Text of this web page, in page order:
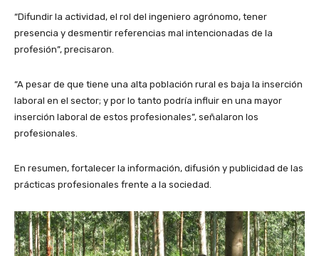
“Difundir la actividad, el rol del ingeniero agrónomo, tener
presencia y desmentir referencias mal intencionadas de la
profesión”, precisaron.
“A pesar de que tiene una alta población rural es baja la inserción
laboral en el sector; y por lo tanto podría influir en una mayor
inserción laboral de estos profesionales”, señalaron los
profesionales.
En resumen, fortalecer la información, difusión y publicidad de las
prácticas profesionales frente a la sociedad.